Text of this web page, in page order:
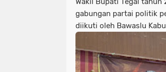
gabungan partai politik
diikuti oleh Bawaslu